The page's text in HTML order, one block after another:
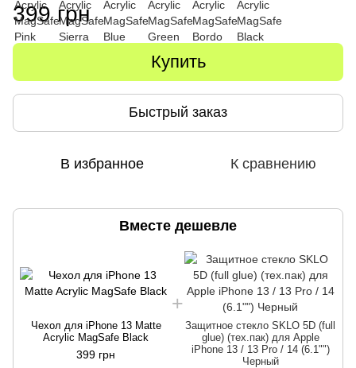
399 грн
Купить
Быстрый заказ
В избранное К сравнению
Вместе дешевле
Чехол для iPhone 13 Matte
Acrylic MagSafe Black
399 грн
Защитное стекло SKLO 5D (full
glue) (тех.пак) для Apple
iPhone 13 / 13 Pro / 14 (6.1"")
Черный